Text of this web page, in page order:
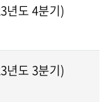
년도 4분기)
년도 3분기)